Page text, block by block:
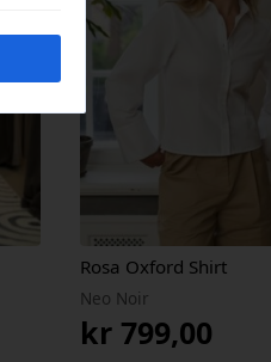
Rosa Oxford Shirt
Neo Noir
kr 799,00